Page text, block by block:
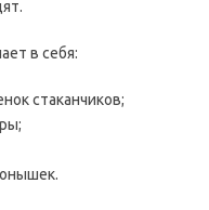
в себя:
стаканчиков;